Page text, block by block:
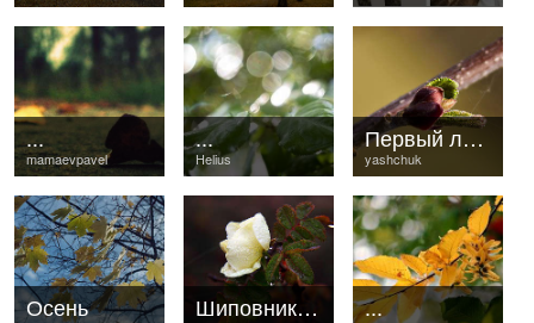
mamaevpavel
...
Helius
...
yashchuk
Первый листик
Осень Шиповник 24-11-2012 ...